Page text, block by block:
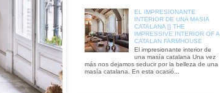
EL IMPRESIONANTE
INTERIOR DE UNA MASIA
CATALANA [] THE
IMPRESSIVE INTERIOR OF A
CATALAN FARMHOUSE
El impresionante interior de
una masía catalana Una vez
más nos dejamos seducir por la belleza de una
masía catalana. En esta ocasió...